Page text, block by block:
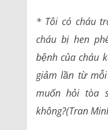
* Tôi có cháu
cháu bị hen
bệnh của cháu
giảm lần từ
muốn hỏi tòa
không?(Tran